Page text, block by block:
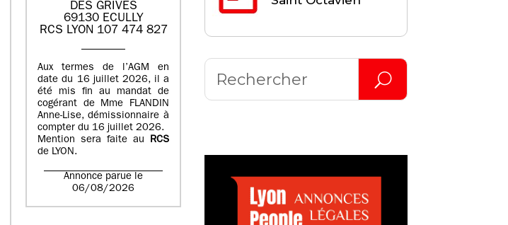
DES GRIVES
69130 ECULLY
RCS LYON 107 474 827
Aux termes de l’AGM en
date du 16 juillet 2026, il a
été mis fin au mandat de
cogérant de Mme FLANDIN
Anne-Lise, démissionnaire à
compter du 16 juillet 2026.
Mention sera faite au RCS
de LYON.
Annonce parue le
06/08/2026